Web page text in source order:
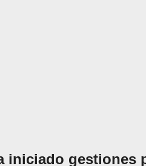
iniciado gestiones